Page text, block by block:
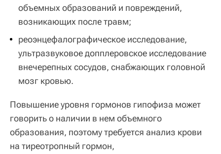
объемных образований и повреждений,
возникающих после травм;
реоэнцефалографическое исследование,
ультразвуковое допплеровское исследование
внечерепных сосудов, снабжающих головной
мозг кровью.
Повышение уровня гормонов гипофиза может
говорить о наличии в нем объемного
образования, поэтому требуется анализ крови
на тиреотропный гормон,